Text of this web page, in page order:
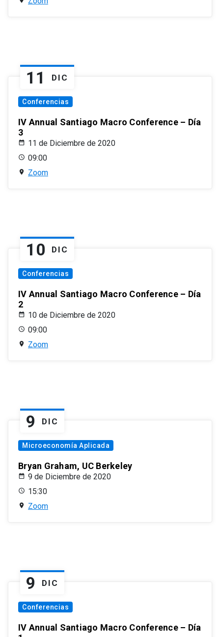
11 DIC
Conferencias
IV Annual Santiago Macro Conference – Día
3
11 de Diciembre de 2020
09:00
Zoom
10 DIC
Conferencias
IV Annual Santiago Macro Conference – Día
2
10 de Diciembre de 2020
09:00
Zoom
9 DIC
Microeconomía Aplicada
Bryan Graham, UC Berkeley
9 de Diciembre de 2020
15:30
Zoom
9 DIC
Conferencias
IV Annual Santiago Macro Conference – Día